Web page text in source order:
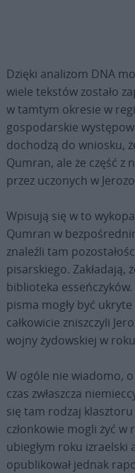
Dzięki analizom DNA
wiele tekstów zostało
w tamtym okresie w
gospodarskie
dochodzą do wniosku,
Qumran, ale że część z
przez uczonych w
Wpisują się w to
Qumran w
znaleźli tam
pisarskiego. Zakładają,
biblioteka
pisma mogły być
całkowicie zniszczyli
wojny żydowskiej w
W ogóle nie wiadomo,
czas zwłaszcza
się tam rodzaj
członkowie mogli żyć
ubiegłym roku
opublikował jednak